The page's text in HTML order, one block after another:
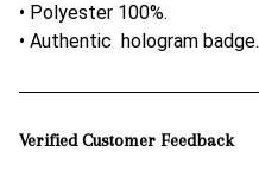
• Polyester 100%.
• Authentic hologram badge.
Verified Customer Feedback